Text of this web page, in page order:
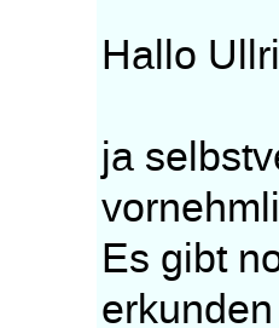
Hallo
ja
Es gibt